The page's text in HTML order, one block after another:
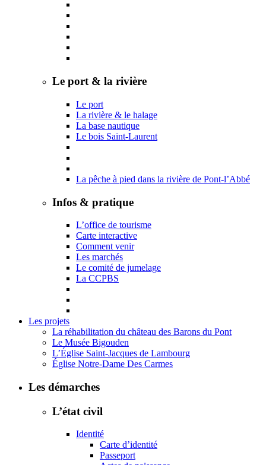
Le port & la rivière
Le port
La rivière & le halage
La base nautique
Le bois Saint-Laurent
La pêche à pied dans la rivière de Pont-l’Abbé
Infos & pratique
L’office de tourisme
Carte interactive
Comment venir
Les marchés
Le comité de jumelage
La CCPBS
Les projets
La réhabilitation du château des Barons du Pont
Le Musée Bigouden
L’Église Saint-Jacques de Lambourg
Église Notre-Dame Des Carmes
Les démarches
L’état civil
Identité
Carte d’identité
Passeport